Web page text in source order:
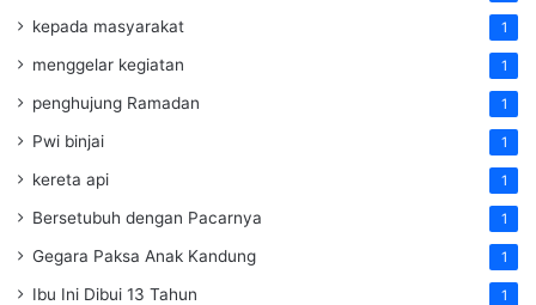
kepada masyarakat 1
menggelar kegiatan 1
penghujung Ramadan 1
Pwi binjai 1
kereta api 1
Bersetubuh dengan Pacarnya 1
Gegara Paksa Anak Kandung 1
Ibu Ini Dibui 13 Tahun 1